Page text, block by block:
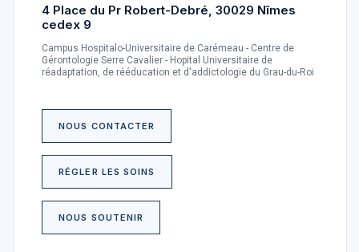
4 Place du Pr Robert-Debré, 30029 Nîmes
cedex 9
Campus Hospitalo-Universitaire de Carémeau - Centre de
Gérontologie Serre Cavalier - Hopital Universitaire de
réadaptation, de rééducation et d'addictologie du Grau-du-Roi
NOUS CONTACTER
RÉGLER LES SOINS
NOUS SOUTENIR